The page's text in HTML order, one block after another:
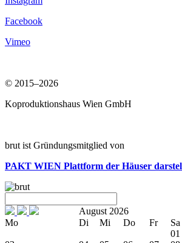
Facebook
Vimeo
© 2015–2026
Koproduktionshaus Wien GmbH
brut ist Gründungsmitglied von
PAKT WIEN Plattform der Häuser
August 2026
Mo
Di Mi Do Fr Sa
01